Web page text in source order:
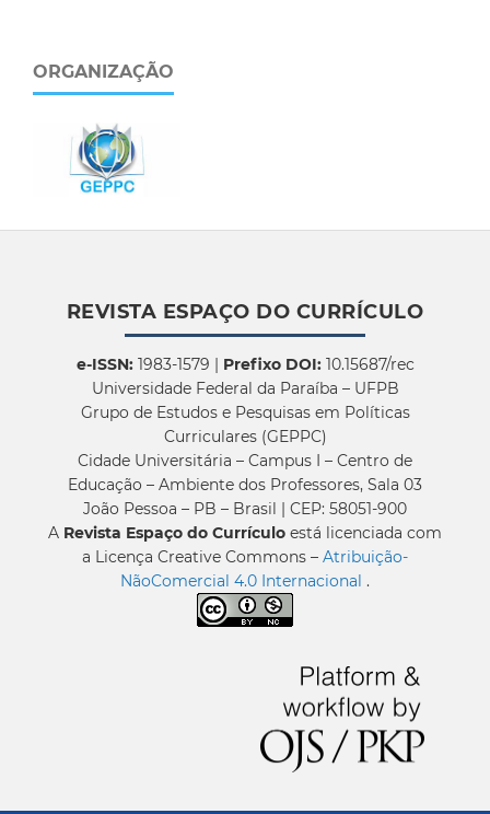
ORGANIZAÇÃO
REVISTA ESPAÇO DO CURRÍCULO
e-ISSN:1983-1579 | Prefixo DOI:10.15687/rec
Universidade Federal da Paraíba – UFPB
Grupo de Estudos e Pesquisas em Políticas
Curriculares (GEPPC)
Cidade Universitária – Campus I – Centro de
Educação – Ambiente dos Professores, Sala 03
João Pessoa – PB – Brasil | CEP: 58051-900
A Revista Espaço do Currículo está licenciada com
a Licença Creative Commons – Atribuição-
NãoComercial 4.0 Internacional .